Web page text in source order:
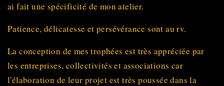
ai fait une spécificité de mon atelier.
Patience, délicatesse et persévérance sont au rv.
La conception de mes trophées est très appréciée par
les entreprises, collectivités et associations car
l'élaboration de leur projet est très poussée dans la